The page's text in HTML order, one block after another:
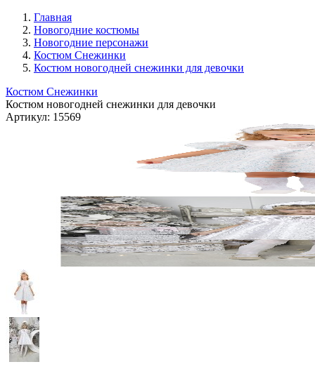
Главная
Новогодние костюмы
Новогодние персонажи
Костюм Снежинки
Костюм новогодней снежинки для девочки
Костюм Снежинки
Костюм новогодней снежинки для девочки
Артикул: 15569